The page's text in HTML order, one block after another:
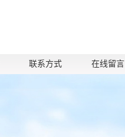
联系方式 在线留言